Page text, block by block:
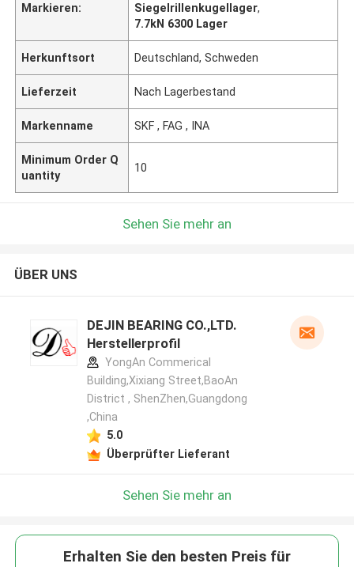
Markieren:
Siegelrillenkugellager,
7.7kN 6300 Lager
Herkunftsort Deutschland, Schweden
Lieferzeit Nach Lagerbestand
Markenname SKF , FAG , INA
Minimum Order Q
uantity
10
Sehen Sie mehr an
ÜBER UNS
DEJIN BEARING CO.,LTD.
Herstellerprofil
YongAn Commerical
Building,Xixiang Street,BaoAn
District , ShenZhen,Guangdong
,China
5.0
Überprüfter Lieferant
Sehen Sie mehr an
Erhalten Sie den besten Preis für